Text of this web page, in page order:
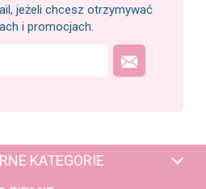
jeżeli chcesz otrzymywać
i promocjach.
KATEGORIE